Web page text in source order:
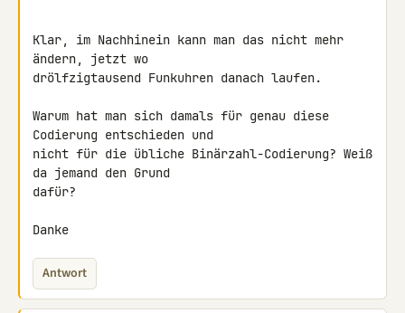
Klar, im Nachhinein kann man das nicht mehr
ändern, jetzt wo
drölfzigtausend Funkuhren danach laufen.
Warum hat man sich damals für genau diese
Codierung entschieden und
nicht für die übliche Binärzahl-Codierung? Weiß
da jemand den Grund
dafür?
Danke
Antwort